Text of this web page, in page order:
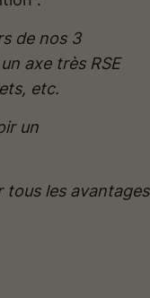
de nos 3
axe très RSE
etc.
un
tous les avantages